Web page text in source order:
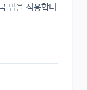
법을 적용합니